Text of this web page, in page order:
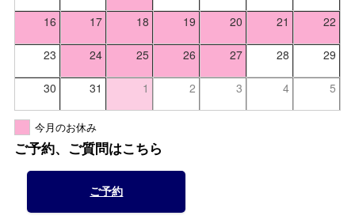
16 17 18 19 20 21 22
23 24 25 26 27 28 29
30 31 1 2 3 4 5
今月のお休み
ご予約、ご質問はこちら
ご予約